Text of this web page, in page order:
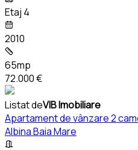
Etaj 4
2010
65mp
72.000 €
Listat deVIB Imobiliare
Apartament de vânzare 2
Albina Baia Mare